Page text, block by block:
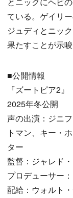
ている。ゲイリ
ジュディとニッ
果たすことが示唆
■公開情報
『ズートピア2』
2025年冬公開
声の出演：ジニ
トマン、キー・
ター
監督：ジャレド
プロデューサー
配給：ウォルト